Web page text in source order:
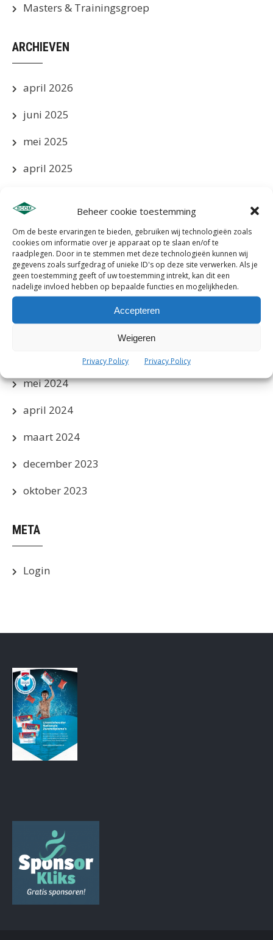
Beheer cookie toestemming
Om de beste ervaringen te bieden, gebruiken wij technologieën zoals
cookies om informatie over je apparaat op te slaan en/of te
raadplegen. Door in te stemmen met deze technologieën kunnen wij
gegevens zoals surfgedrag of unieke ID's op deze site verwerken. Als je
geen toestemming geeft of uw toestemming intrekt, kan dit een
nadelige invloed hebben op bepaalde functies en mogelijkheden.
Accepteren
Weigeren
Privacy Policy Privacy Policy
Masters & Trainingsgroep
ARCHIEVEN
april 2026
juni 2025
mei 2025
april 2025
december 2024
november 2024
augustus 2024
mei 2024
april 2024
maart 2024
december 2023
oktober 2023
META
Login